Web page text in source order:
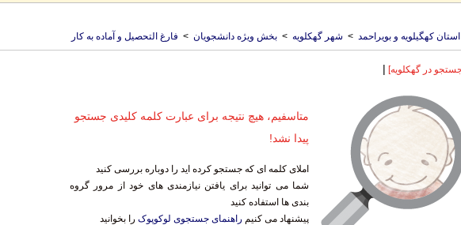
استان کهگیلویه و بویراحمد > شهر گهکلویه > بخش ویژه دانشجویان > فارغ التحصیل و آماده به کار
در گهکلویه] |
متاسفیم، هیچ نتیجه برای عبارت کلمه کلیدی جستجو
پیدا نشد!
املای کلمه ای که جستجو کرده اید را دوباره بررسی کنید
شما می توانید برای یافتن نیازمندی های خود از مرور گروه
بندی ها استفاده کنید
پیشنهاد می کنیم راهنمای جستجوی لوکوپوک را بخوانید